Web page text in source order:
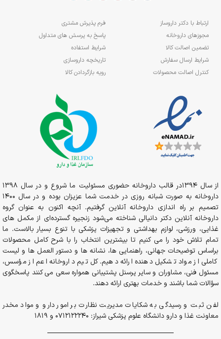
ارتباط با دکتر داروساز
مجوزهای داروخانه
تضمین اصالت کالا
شرایط ارسال سفارش
کنترل اصالت محصولات
فرم پذیرش مشتری
پاسخ به پرسش های متداول
شرایط استفاده
تاریخچه داروسازی
رویه بازگردادن کالا
از سال 1394در قالب داروخانه حضوری مسئولیت ما شروع و در سال 1398
داروخانه به صورت شبانه روزی در خدمت شما عزیزان بوده و در سال 1400
تصمیم بر راه اندازی داروخانه آنلاین گرفتیم. آنچه اکنون به عنوان گروه
داروخانه آنلاین دکتر دانیالی شناخته می‌شود زنجیره گسترده‌ای از مکمل های
غذایی، ورزشی، لوازم بهداشتی و تجهیزات پزشکی با تنوع بسیار بالاست. ما
تمام تلاش خود را می کنیم تا بیشترین انتخاب را با شرح کامل محصولات
براساس توضیحات جهانی، راهنمایی ها، نشانه ها و دستور العمل ها و لیست
کاملی از مواد تشکیل دهنده ارائه دهیم. کل تیم داروخانه اعم از مؤسس،
مسئول فنی، مشاوران و سایر پرسنل پشتیبانی همواره سعی می کنند پاسخگوی
سؤالات شما باشند و خدمات بهتری ارائه دهند.
لفن ثبت و رسیدگی به شکایات مدیریت نظارت بر امور دارو و مواد مخدر
معاونت غذا و دارو دانشگاه علوم پزشکی شیراز: 0712122240 و 1819